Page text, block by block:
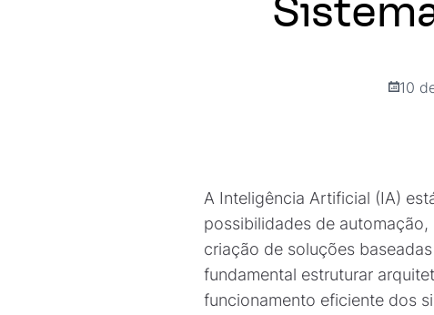
10
A Inteligência Artificial (IA)
possibilidades de
criação de soluções
fundamental estruturar
funcionamento eficiente dos